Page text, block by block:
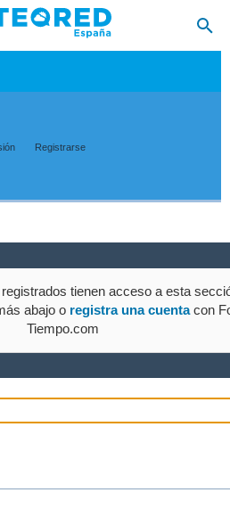
Registrarse
tienen acceso a esta
abajo o registra una cuentacon
Tiempo.com